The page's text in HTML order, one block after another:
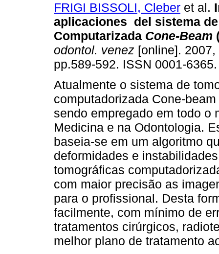
FRIGI BISSOLI, Cleber et al.
aplicaciones del sistema
Computarizada Cone-Beam
odontol. venez [online].
pp.589-592. ISSN 0001-6365.
Atualmente o sistema de
computadorizada Cone-
sendo empregado em todo o
Medicina e na Odontologia.
baseia-se em um algoritmo
deformidades e
tomográficas
com maior precisão as
para o profissional. Desta
facilmente, com mínimo de
tratamentos cirúrgicos,
melhor plano de tratamento